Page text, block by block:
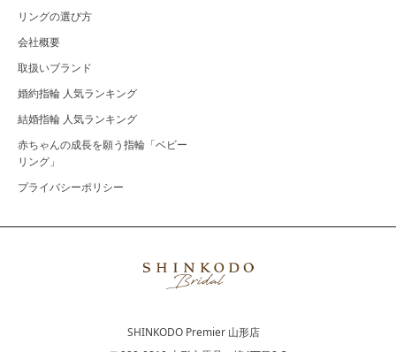
リングの選び方
会社概要
取扱いブランド
婚約指輪 人気ランキング
結婚指輪 人気ランキング
赤ちゃんの成長を願う指輪「ベビー
リング」
プライバシーポリシー
SHINKODO Premier 山形店